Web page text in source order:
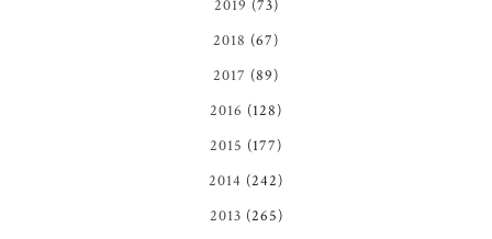
2019 (73)
2018 (67)
2017 (89)
2016 (128)
2015 (177)
2014 (242)
2013 (265)